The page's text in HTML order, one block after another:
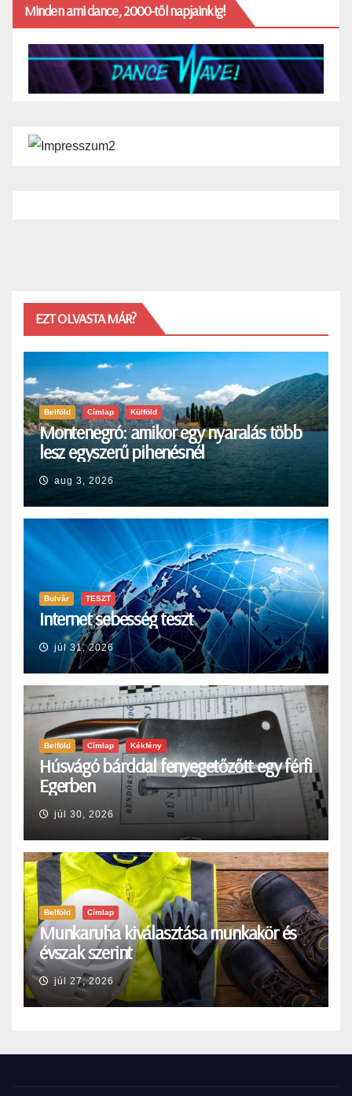
Minden ami dance, 2000-től napjainkig!
EZT OLVASTA MÁR?
Belföld Címlap Külföld
Montenegró: amikor egy nyaralás több
lesz egyszerű pihenésnél
aug 3, 2026
Bulvár TESZT
Internet sebesség teszt
júl 31, 2026
Belföld Címlap Kékfény
Húsvágó bárddal fenyegetőzőtt egy férfi
Egerben
júl 30, 2026
Belföld Címlap
Munkaruha kiválasztása munkakör és
évszak szerint
júl 27, 2026